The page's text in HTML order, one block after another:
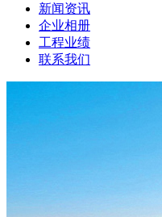
新闻资讯
企业相册
工程业绩
联系我们